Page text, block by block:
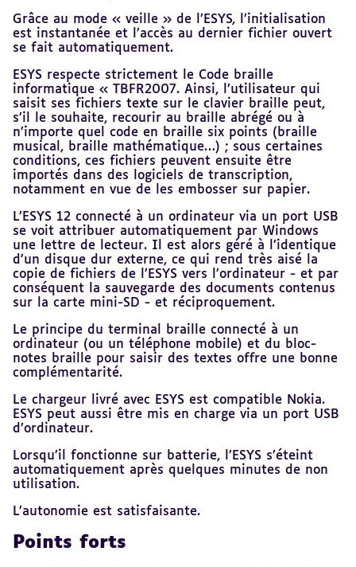
Grâce au mode « veille » de l’ESYS, l’initialisation
est instantanée et l’accès au dernier fichier ouvert
se fait automatiquement.
ESYS respecte strictement le Code braille
informatique « TBFR2007. Ainsi, l’utilisateur qui
saisit ses fichiers texte sur le clavier braille peut,
s’il le souhaite, recourir au braille abrégé ou à
n’importe quel code en braille six points (braille
musical, braille mathématique…) ; sous certaines
conditions, ces fichiers peuvent ensuite être
importés dans des logiciels de transcription,
notamment en vue de les embosser sur papier.
L’ESYS 12 connecté à un ordinateur via un port USB
se voit attribuer automatiquement par Windows
une lettre de lecteur. Il est alors géré à l’identique
d’un disque dur externe, ce qui rend très aisé la
copie de fichiers de l’ESYS vers l’ordinateur - et par
conséquent la sauvegarde des documents contenus
sur la carte mini-SD - et réciproquement.
Le principe du terminal braille connecté à un
ordinateur (ou un téléphone mobile) et du bloc-
notes braille pour saisir des textes offre une bonne
complémentarité.
Le chargeur livré avec ESYS est compatible Nokia.
ESYS peut aussi être mis en charge via un port USB
d’ordinateur.
Lorsqu’il fonctionne sur batterie, l’ESYS s’éteint
automatiquement après quelques minutes de non
utilisation.
L’autonomie est satisfaisante.
Points forts